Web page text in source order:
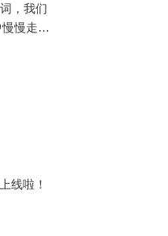
，我们
慢走向
线啦！